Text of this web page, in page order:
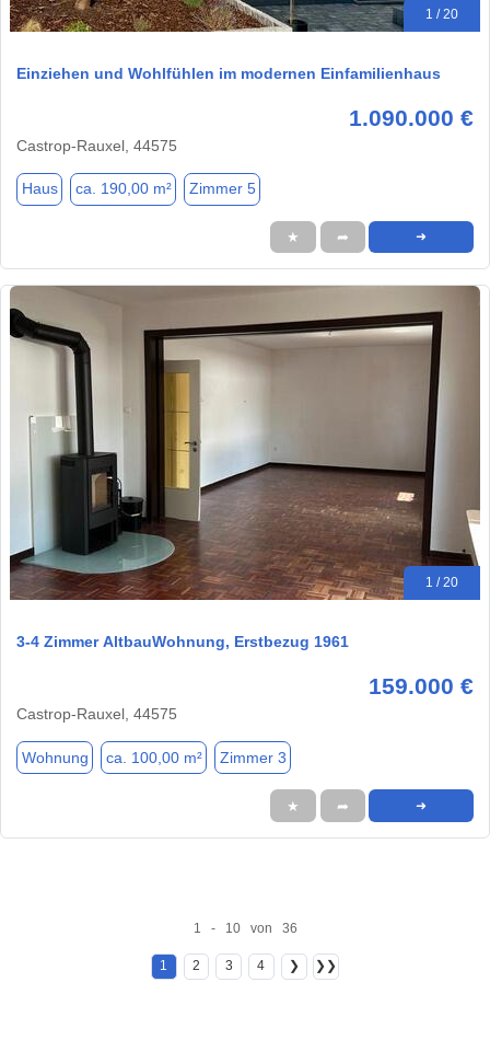
1 / 20
Einziehen und Wohlfühlen im modernen Einfamilienhaus
1.090.000 €
Castrop-Rauxel, 44575
Haus ca. 190,00 m² Zimmer 5
★ ➦ ➜
1 / 20
3-4 Zimmer AltbauWohnung, Erstbezug 1961
159.000 €
Castrop-Rauxel, 44575
Wohnung ca. 100,00 m² Zimmer 3
★ ➦ ➜
1 - 10 von 36
1 2 3 4 ❯ ❯❯